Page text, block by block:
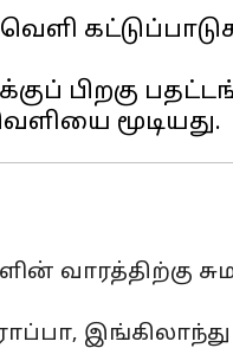
பிறகு
வாரத்திற்கு